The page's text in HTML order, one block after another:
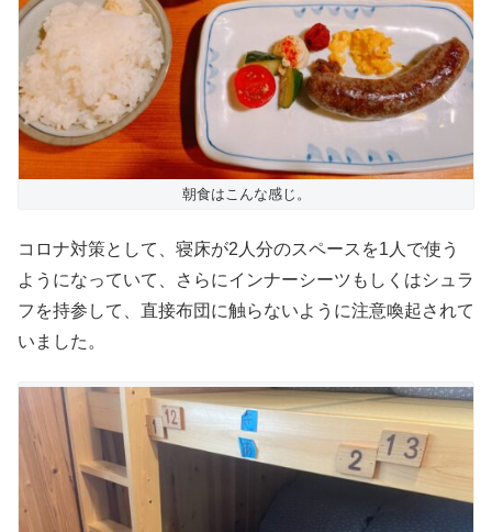
朝食はこんな感じ。
コロナ対策として、寝床が2人分のスペースを1人で使う
ようになっていて、さらにインナーシーツもしくはシュラ
フを持参して、直接布団に触らないように注意喚起されて
いました。